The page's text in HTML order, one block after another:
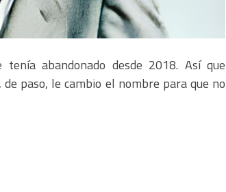
abandonado desde 2018. Así que
de paso, le cambio el nombre para que no